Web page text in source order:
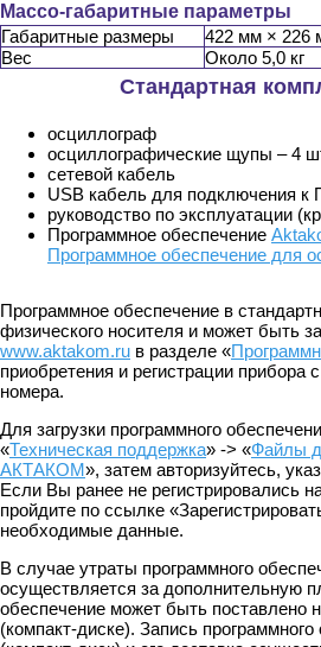
Массо-габаритные параметры
Габаритные размеры
422 мм × 226
Вес
Около 5,0 кг
Стандартная
осциллограф
осциллографические щупы – 4
сетевой кабель
USB кабель для подключения к
руководство по эксплуатации
Программное обеспечение
Программное обеспечение для
Программное обеспечение в
физического носителя и может быть
www.aktakom.ru в разделе «
приобретения и регистрации прибора
номера.
Для загрузки программного
«Техническая поддержка» -> «Файлы
АКТАКОМ», затем авторизуйтесь,
Если Вы ранее не регистрировались
пройдите по ссылке
необходимые данные.
В случае утраты программного
осуществляется за дополнительную
обеспечение может быть поставлено
(компакт-диске). Запись